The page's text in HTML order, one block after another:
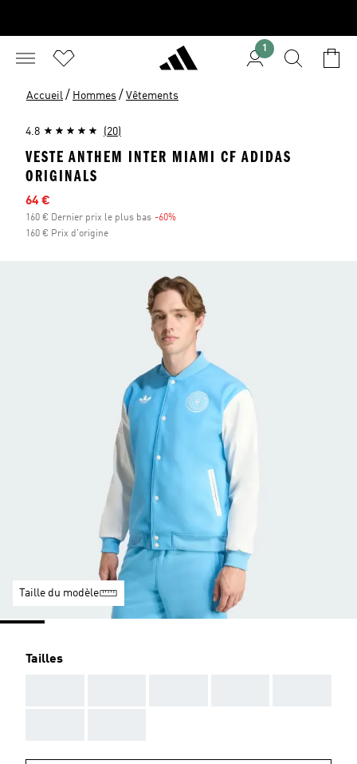
1
Accueil / Hommes / Vêtements
4.8 (20)
VESTE ANTHEM INTER MIAMI CF ADIDAS
ORIGINALS
Prix en promo
64 €
160 € Dernier prix le plus bas -60%
160 € Prix d'origine
Taille du modèle
Tailles